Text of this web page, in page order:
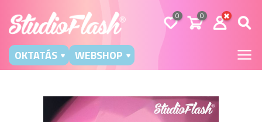
0 0
OKTATÁS WEBSHOP